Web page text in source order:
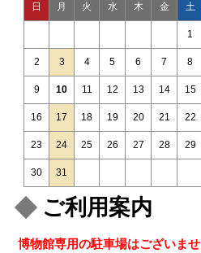
日 月 火 水 木 金 土
1
2 3 4 5 6 7 8
9 10 11 12 13 14 15
16 17 18 19 20 21 22
23 24 25 26 27 28 29
30 31
ご利用案内
博物館専用の駐車場はございませ